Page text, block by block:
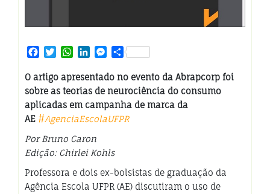
Facebook
TwitterWhatsApp
LinkedInMessenger
Share
O artigo apresentado no evento da Abrapcorp foi
sobre as teorias de neurociência do consumo
aplicadas em campanha de marca da
AE #AgenciaEscolaUFPR
Por Bruno Caron
Edição: Chirlei Kohls
Professora e dois ex-bolsistas de graduação da
Agência Escola UFPR (AE) discutiram o uso de